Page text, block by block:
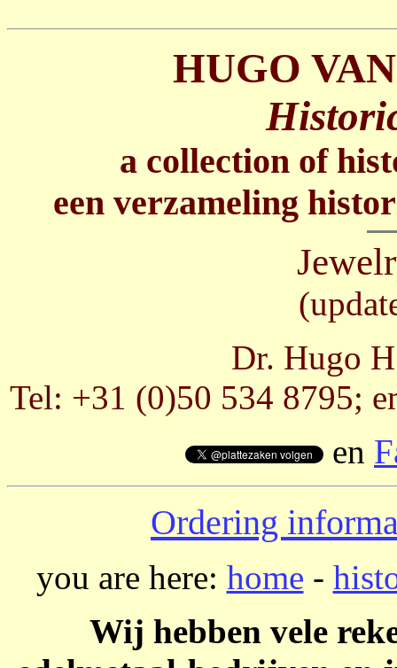
HUGO
a collection of
een verzameling
Dr. Hugo
Tel: +31 (0)50 534 8795;
en
Ordering
you are here: home -
Wij hebben vele